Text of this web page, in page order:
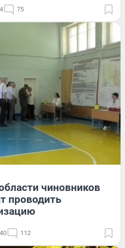
75
чиновников
проводить
112